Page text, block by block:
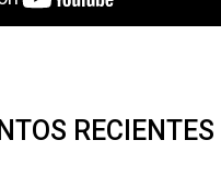
RECIENTES